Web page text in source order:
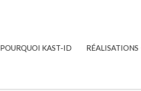
POURQUOI KAST-ID RÉALISATIONS